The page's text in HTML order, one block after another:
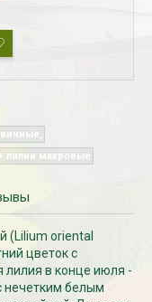
карпатский
(Campanula
в контейнере p9
340
лилии махровые
(Lilium oriental
цветок с
лилия в конце июля -
нечетким белым